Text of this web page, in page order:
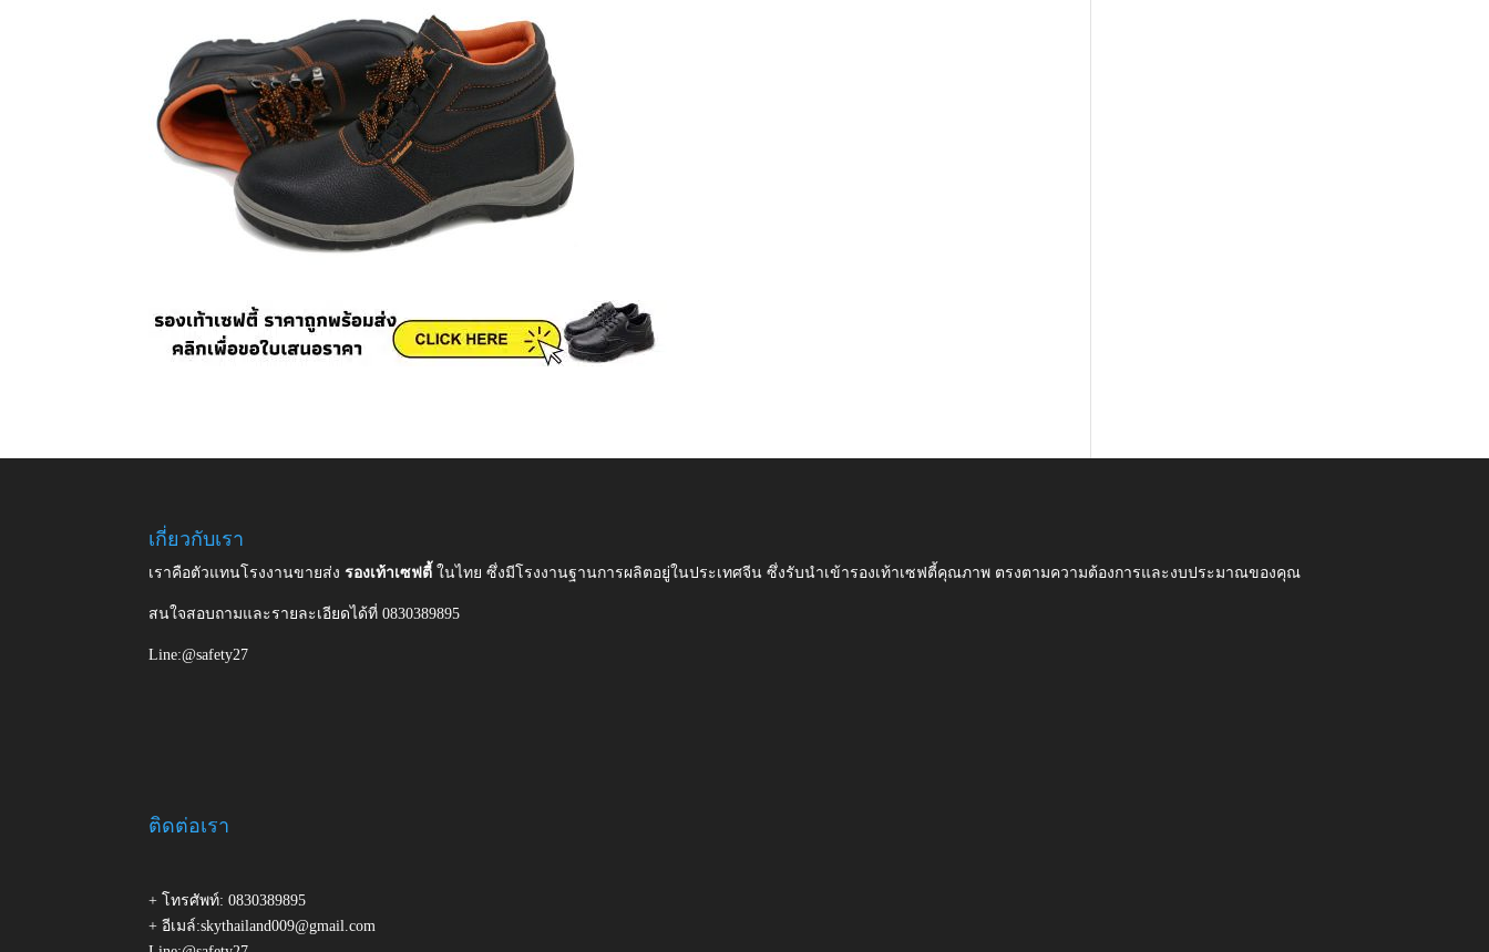
เกี่ยวกับเรา
เราคือตัวแทนโรงงานขายส่งรองเท้าเซฟตี้ในไทย ซึ่งมีโรงงานฐานการผลิตอยู่ในประเทศจีน ซึ่งรับนำเข้ารองเท้าเซฟตี้คุณภาพ ตรงตามความต้องการและงบประมาณของคุณ
สนใจสอบถามและรายละเอียดได้ที่ 0830389895
Line:@safety27
ติดต่อเรา
+ โทรศัพท์: 0830389895
+ อีเมล์:skythailand009@gmail.com